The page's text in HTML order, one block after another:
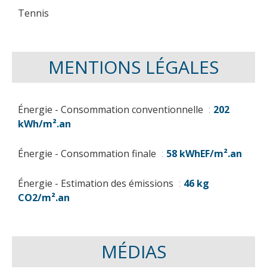
Tennis
MENTIONS LÉGALES
Énergie - Consommation conventionnelle
202
kWh/m².an
Énergie - Consommation finale 58 kWhEF/m².an
Énergie - Estimation des émissions
46 kg
CO2/m².an
MÉDIAS